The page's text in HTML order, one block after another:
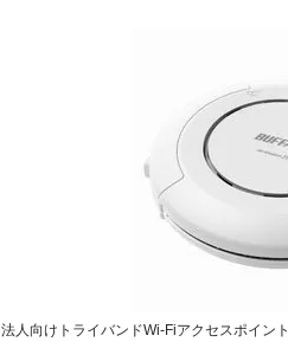
法人向けトライバンドWi-Fiアクセスポイン